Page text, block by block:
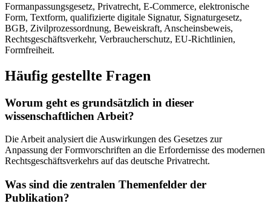
Formanpassungsgesetz, Privatrecht, E-Commerce, elektronische
Form, Textform, qualifizierte digitale Signatur, Signaturgesetz,
BGB, Zivilprozessordnung, Beweiskraft, Anscheinsbeweis,
Rechtsgeschäftsverkehr, Verbraucherschutz, EU-Richtlinien,
Formfreiheit.
Häufig gestellte Fragen
Worum geht es grundsätzlich in dieser
wissenschaftlichen Arbeit?
Die Arbeit analysiert die Auswirkungen des Gesetzes zur
Anpassung der Formvorschriften an die Erfordernisse des modernen
Rechtsgeschäftsverkehrs auf das deutsche Privatrecht.
Was sind die zentralen Themenfelder der
Publikation?